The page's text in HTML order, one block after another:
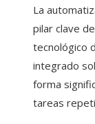
La
pilar clave
tecnológico
integrado
forma
tareas